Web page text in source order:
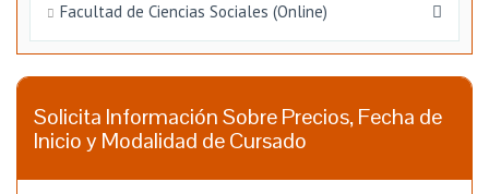
Facultad de Ciencias Sociales (Online)
Solicita Información Sobre Precios, Fecha de
Inicio y Modalidad de Cursado